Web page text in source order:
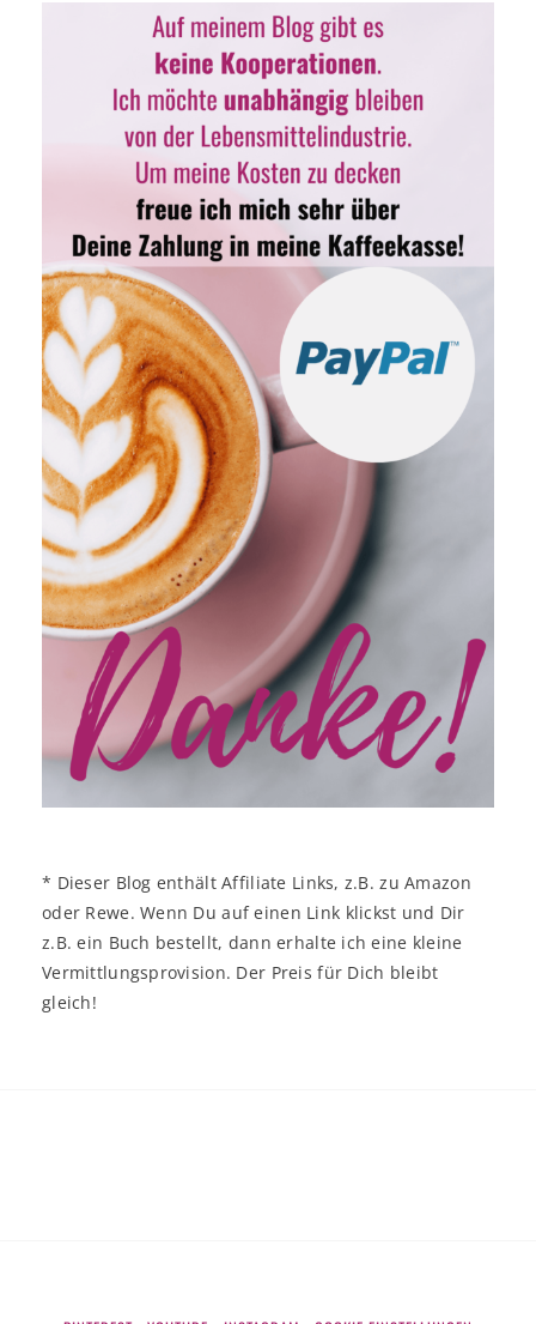
* Dieser Blog enthält Affiliate Links, z.B. zu Amazon
oder Rewe. Wenn Du auf einen Link klickst und Dir
z.B. ein Buch bestellt, dann erhalte ich eine kleine
Vermittlungsprovision. Der Preis für Dich bleibt
gleich!